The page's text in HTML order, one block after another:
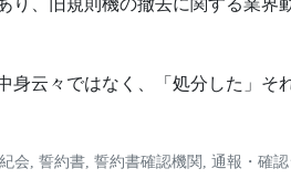
り、旧規則機の撤去に関する業界
身云々ではなく、「処分した」そ
会, 誓約書, 誓約書確認機関 , 通報・確